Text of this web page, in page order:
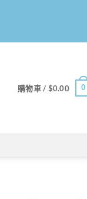
購物車 / $0.00 0